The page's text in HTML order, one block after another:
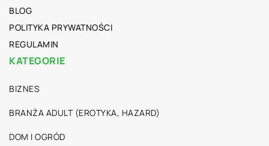
BLOG
POLITYKA PRYWATNOŚCI
REGULAMIN
KATEGORIE
BIZNES
BRANŻA ADULT (EROTYKA, HAZARD)
DOM I OGRÓD